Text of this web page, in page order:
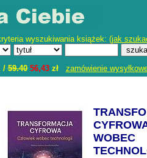
wyszukiwania książek: (jak
/59.40 56,43zł
zamówienie
WOBEC